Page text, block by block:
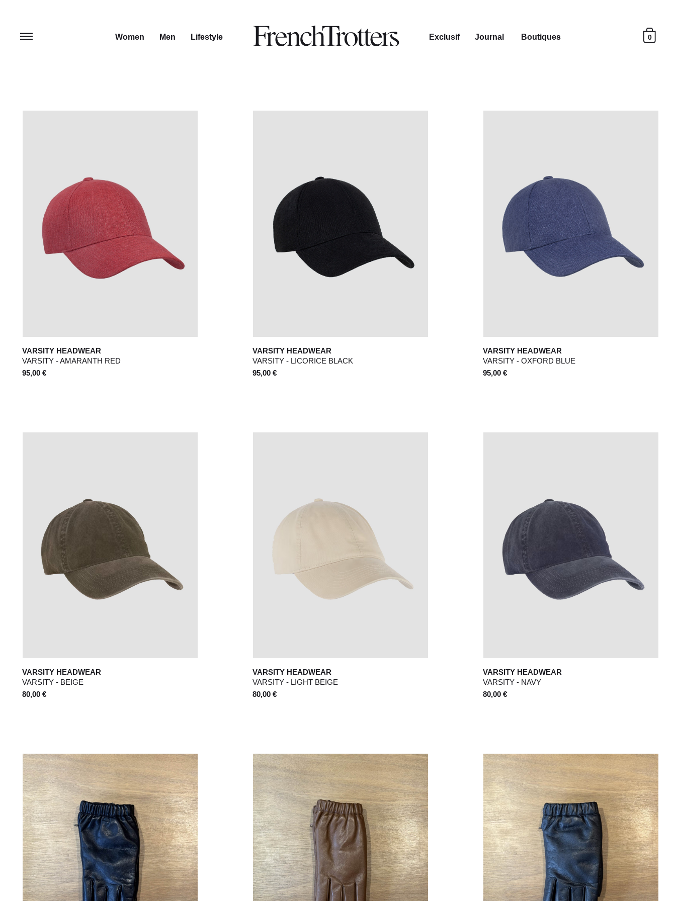
0
Women Men Lifestyle Exclusif Journal Boutiques
VARSITY HEADWEAR
VARSITY - AMARANTH RED
95,00 €
VARSITY HEADWEAR
VARSITY - LICORICE BLACK
95,00 €
VARSITY HEADWEAR
VARSITY - OXFORD BLUE
95,00 €
VARSITY HEADWEAR
VARSITY - BEIGE
80,00 €
VARSITY HEADWEAR
VARSITY - LIGHT BEIGE
80,00 €
VARSITY HEADWEAR
VARSITY - NAVY
80,00 €